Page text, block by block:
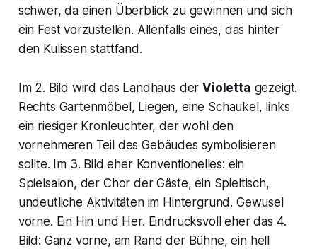
schwer, da einen Überblick zu gewinnen und sich
ein Fest vorzustellen. Allenfalls eines, das hinter
den Kulissen stattfand.
Im 2. Bild wird das Landhaus derVioletta gezeigt.
Rechts Gartenmöbel, Liegen, eine Schaukel, links
ein riesiger Kronleuchter, der wohl den
vornehmeren Teil des Gebäudes symbolisieren
sollte. Im 3. Bild eher Konventionelles: ein
Spielsalon, der Chor der Gäste, ein Spieltisch,
undeutliche Aktivitäten im Hintergrund. Gewusel
vorne. Ein Hin und Her. Eindrucksvoll eher das 4.
Bild: Ganz vorne, am Rand der Bühne, ein hell